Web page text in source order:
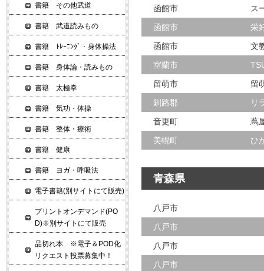
函館市
ス
函館市
栄
函館市
文
室蘭市
留萌市
留
釧路郡
リ
音更町
蔦
美幌町
ひ
青森県
八戸市
八戸市
八戸市
八戸市
書籍 その他武道
書籍 武道読みもの
書籍 ﾄﾚｰﾆﾝｸﾞ・身体操法
書籍 身体論・読みもの
書籍 太極拳
書籍 気功・体操
書籍 整体・療術
書籍 健康
書籍 ヨガ・呼吸法
電子書籍(別サイトにて販売)
プリントオンデマンド(PO
D)※別サイトにて販売
品切れ本 ※電子＆POD化
リクエスト投票募集中！